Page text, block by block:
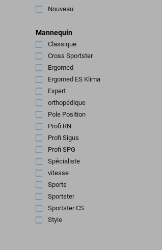
Nouveau
Mannequin
Classique
Cross Sportster
Ergomed
Ergomed ES Klima
Expert
orthopédique
Pole Position
Profi RN
Profi Sigus
Profi SPG
Spécialiste
vitesse
Sports
Sportster
Sportster CS
Style